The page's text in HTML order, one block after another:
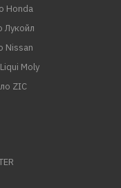
Honda
Лукойл
Nissan
Moly
ZIC